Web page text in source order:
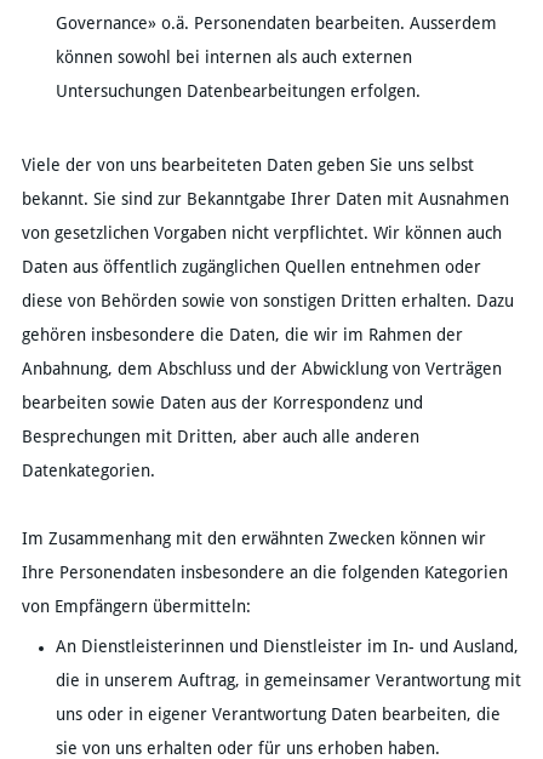
Governance» o.ä. Personendaten bearbeiten. Ausserdem
können sowohl bei internen als auch externen
Untersuchungen Datenbearbeitungen erfolgen.​
Viele der von uns bearbeiteten Daten geben Sie uns selbst
bekannt. Sie sind zur Bekanntgabe Ihrer Daten mit Ausnahmen
von gesetzlichen Vorgaben nicht verpflichtet. Wir können auch
Daten aus öffentlich zugänglichen Quellen entnehmen oder
diese von Behörden sowie von sonstigen Dritten erhalten. Dazu
gehören insbesondere die Daten, die wir im Rahmen der
Anbahnung, dem Abschluss und der Abwicklung von Verträgen
bearbeiten sowie Daten aus der Korrespondenz und
Besprechungen mit Dritten, aber auch alle anderen
Datenkategorien.
Im Zusammenhang mit den erwähnten Zwecken können wir
Ihre Personendaten insbesondere an die folgenden Kategorien
von Empfängern übermitteln:
An Dienstleisterinnen und Dienstleister im In- und Ausland,
die in unserem Auftrag, in gemeinsamer Verantwortung mit
uns oder in eigener Verantwortung Daten bearbeiten, die
sie von uns erhalten oder für uns erhoben haben.